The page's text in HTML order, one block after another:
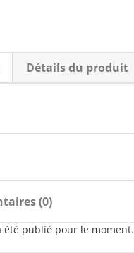
Détails du produit
(0)
été publié pour le moment.